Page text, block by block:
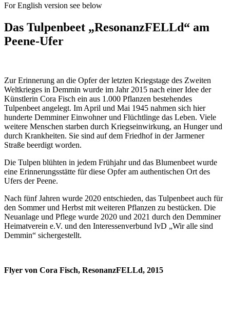
For English version see below
Das Tulpenbeet „ResonanzFELLd“ am
Peene-Ufer
Zur Erinnerung an die Opfer der letzten Kriegstage des Zweiten
Weltkrieges in Demmin wurde im Jahr 2015 nach einer Idee der
Künstlerin Cora Fisch ein aus 1.000 Pflanzen bestehendes
Tulpenbeet angelegt. Im April und Mai 1945 nahmen sich hier
hunderte Demminer Einwohner und Flüchtlinge das Leben. Viele
weitere Menschen starben durch Kriegseinwirkung, an Hunger und
durch Krankheiten. Sie sind auf dem Friedhof in der Jarmener
Straße beerdigt worden.
Die Tulpen blühten in jedem Frühjahr und das Blumenbeet wurde
eine Erinnerungsstätte für diese Opfer am authentischen Ort des
Ufers der Peene.
Nach fünf Jahren wurde 2020 entschieden, das Tulpenbeet auch für
den Sommer und Herbst mit weiteren Pflanzen zu bestücken. Die
Neuanlage und Pflege wurde 2020 und 2021 durch den Demminer
Heimatverein e.V. und den Interessenverbund IvD „Wir alle sind
Demmin“ sichergestellt.
Flyer von Cora Fisch, ResonanzFELLd, 2015